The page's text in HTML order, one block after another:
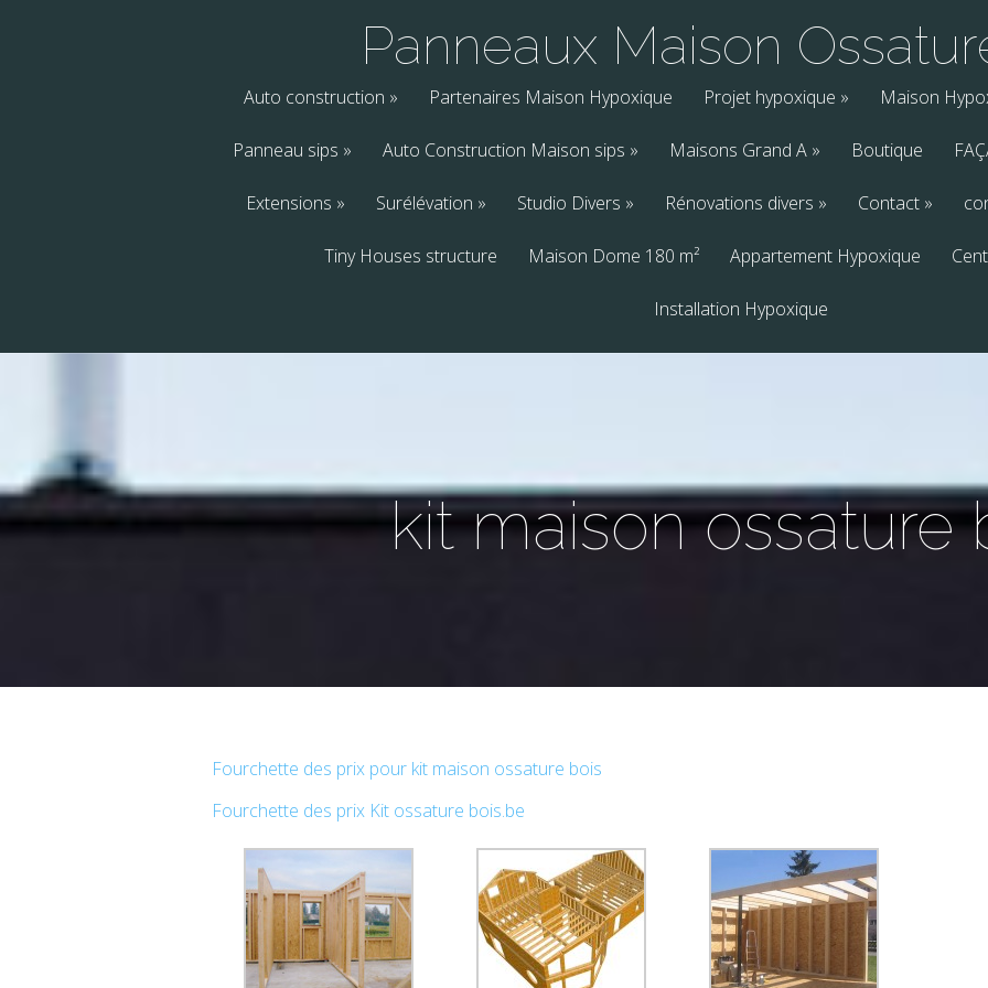
Panneaux Maison
Auto construction » Partenaires Maison Hypoxique Projet hypoxique » Maison
Panneau sips » Auto Construction Maison sips » Maisons Grand A » Boutique
Extensions » Surélévation » Studio Divers » Rénovations divers » Contact»
Tiny Houses structure Maison Dome 180 m² Appartement Hypoxique
Installation Hypoxique
kit maison ossature
Fourchette des prix pour kit maison ossature bois
Fourchette des prix Kit ossature bois.be